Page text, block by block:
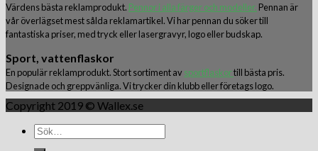
Värdens bästa reklamprodukt. Pennor i alla färger och modeller. Pennan är
vår överlägset mest sålda reklamartikel. Vi har pennan du söker till
fantastiska priser, med tryck eller lasergravyr, logo eller budskap.
Sport, vattenflaskor
En populär reklamprodukt. Stort sortiment avsportflaskortill bästa pris.
Designade och greppvänliga. Vi trycker din klubb eller företags logo.
Copyright 2019 © Wallex.se